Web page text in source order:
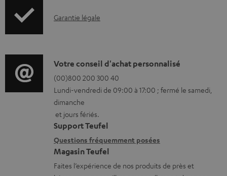
e
s
t
é
l
é
c
h
a
I
o
r
m
a
t
i
o
n
Garantie légale
D
é
t
a
i
l
s
c
Votre conseil d'achat personnalisé
(00)800 200 300 40
Lundi-vendredi de 09:00 à 17:00 ; fermé le samedi,
dimanche
et jours fériés.
Support Teufel
Questions fréquemment posées
Magasin Teufel
Faites l’expérience de nos produits de près et